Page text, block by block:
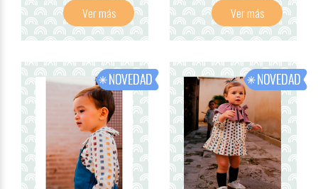
Ver más Ver más